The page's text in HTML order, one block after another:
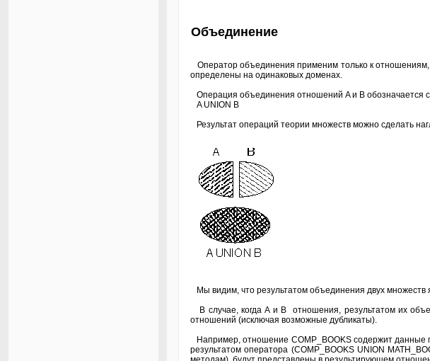
Объединение
Оператор объединения применим только к
определены на одинаковых доменах.
Операция объединения отношений A и B обозначается
A UNION B
Результат операций теории множеств можно сделать
Мы видим, что результатом объединения двух
В случае, когда A и B отношения, результатом их
отношений (исключая возможные дубликаты).
Например, отношение COMP_BOOKS содержит данные
результатом оператора (COMP_BOOKS UNION